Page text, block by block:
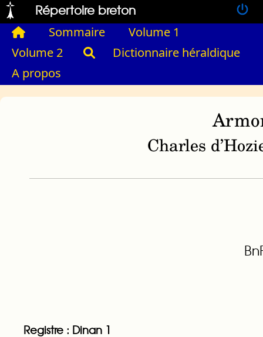
Répertoire breton
Sommaire
Volume 1
Volume 2
Dictionnaire héraldique
A propos
Charles
Registre : Dinan 1